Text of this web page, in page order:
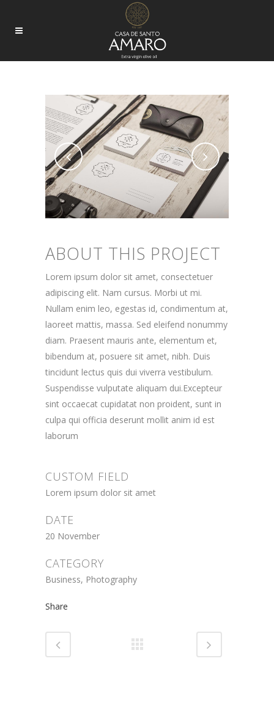
ABOUT THIS PROJECT
Lorem ipsum dolor sit amet, consectetuer
adipiscing elit. Nam cursus. Morbi ut mi.
Nullam enim leo, egestas id, condimentum at,
laoreet mattis, massa. Sed eleifend nonummy
diam. Praesent mauris ante, elementum et,
bibendum at, posuere sit amet, nibh. Duis
tincidunt lectus quis dui viverra vestibulum.
Suspendisse vulputate aliquam dui.Excepteur
sint occaecat cupidatat non proident, sunt in
culpa qui officia deserunt mollit anim id est
laborum
CUSTOM FIELD
Lorem ipsum dolor sit amet
DATE
20 November
CATEGORY
Business, Photography
Share